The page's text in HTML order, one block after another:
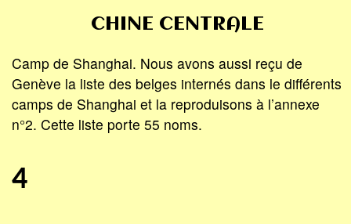
CHINE CENTRALE
Camp de Shanghai. Nous avons aussi reçu de
Genève la liste des belges internés dans le différents
camps de Shanghai et la reproduisons à l’annexe
n°2. Cette liste porte 55 noms.
4